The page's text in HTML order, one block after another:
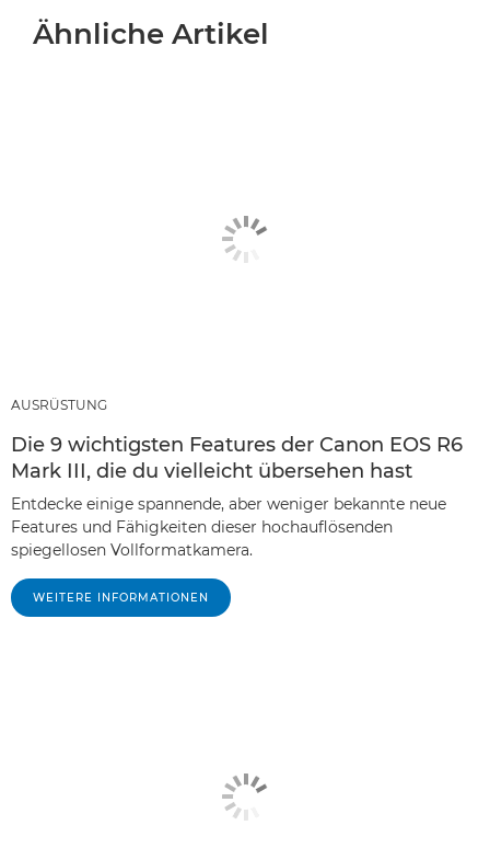
Ähnliche Artikel
AUSRÜSTUNG
Die 9 wichtigsten Features der Canon EOS R6
Mark III, die du vielleicht übersehen hast
Entdecke einige spannende, aber weniger bekannte neue
Features und Fähigkeiten dieser hochauflösenden
spiegellosen Vollformatkamera.
WEITERE INFORMATIONEN